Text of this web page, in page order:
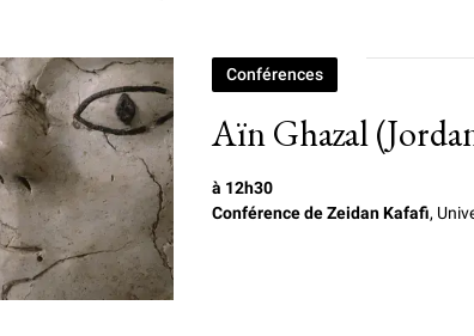
Aïn Ghazal
Conférences
à 12h30
Conférence de Zeidan Kafafi,